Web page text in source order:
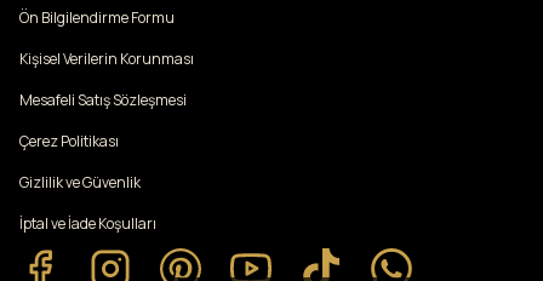
Ön Bilgilendirme Formu
Kişisel Verilerin Korunması
Mesafeli Satış Sözleşmesi
Çerez Politikası
Gizlilik ve Güvenlik
İptal ve İade Koşulları